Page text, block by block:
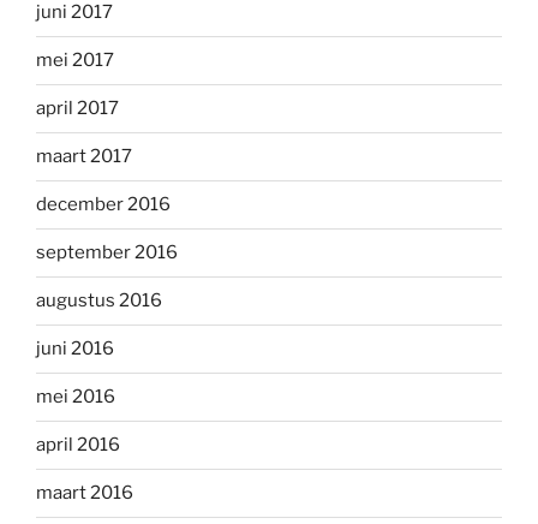
juni 2017
mei 2017
april 2017
maart 2017
december 2016
september 2016
augustus 2016
juni 2016
mei 2016
april 2016
maart 2016